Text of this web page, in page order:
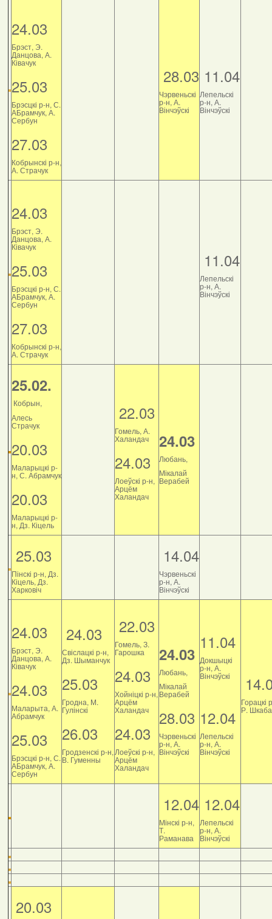
24.03
Брэст, Э.
Данцова, А.
Ківачук
25.03
Брэсцкі р-н, С.
АБрамчук, А.
Сербун
27.03
Кобрынскі р-н,
А. Страчук
28.03
Чэрвеньскі
р-н, А.
Вінчэўскі
11.04
Лепельскі
р-н, А.
Вінчэўскі
24.03
Брэст, Э.
Данцова, А.
Ківачук
25.03
Брэсцкі р-н, С.
АБрамчук, А.
Сербун
27.03
Кобрынскі р-н,
А. Страчук
11.04
Лепельскі
р-н, А.
Вінчэўскі
25.02.
Кобрын,
Алесь
Страчук
20.03
Маларыцкі р-
н, С. Абрамчук
20.03
Маларыцкі р-
н, Дз. Кіцель
22.03
Гомель, А.
Халандач
24.03
Лоеўскі р-н,
Арцём
Халандач
24.03
Любань,
Мікалай
Верабей
25.03
Пінскі р-н, Дз.
Кіцель, Дз.
Харковіч
14.04
Чэрвеньскі
р-н, А.
Вінчэўскі
24.03
Брэст, Э.
Данцова, А.
Ківачук
24.03
Маларыта, А.
Абрамчук
25.03
Брэсцкі р-н, С.
АБрамчук, А.
Сербун
24.03
Свіслацкі р-н,
Дз. Шыманчук
25.03
Гродна, М.
Гулінскі
26.03
Гродзенскі р-н,
В. Гуменны
22.03
Гомель, З.
Гарошка
24.03
Хойніцкі р-н,
Арцём
Халандач
24.03
Лоеўскі р-н,
Арцём
Халандач
24.03
Любань,
Мікалай
Верабей
28.03
Чэрвеньскі
р-н, А.
Вінчэўскі
11.04
Докшыцкі
р-н, А.
Вінчэўскі
12.04
Лепельскі
р-н, А.
Вінчэўскі
Горацкі
Р.
12.04
Мінскі р-н,
Т.
Раманава
12.04
Лепельскі
р-н, А.
Вінчэўскі
20.03